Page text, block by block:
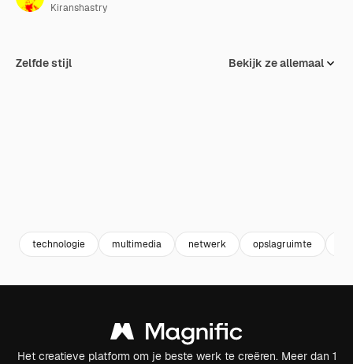
Kiranshastry
Zelfde stijl Bekijk ze allemaal
technologie multimedia netwerk opslagruimte
Het creatieve platform om je beste werk te creëren. Meer dan 1